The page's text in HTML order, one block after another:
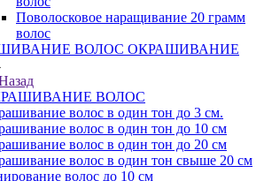
Поволосковое наращивание 20 грамм
волос
ОКРАШИВАНИЕ
ВОЛОС
волос в один тон до 3 см.
волос в один тон до 10 см
волос в один тон до 20 см
волос в один тон свыше 20 см
волос до 10 см